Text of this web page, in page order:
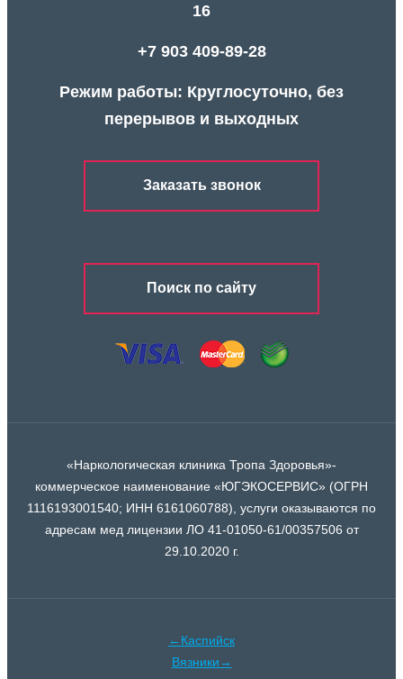
16
+7 903 409-89-28
Режим работы: Круглосуточно, без
перерывов и выходных
Заказать звонок
Поиск по сайту
«Наркологическая клиника Тропа Здоровья»-
коммерческое наименование «ЮГЭКОСЕРВИС» (ОГРН
1116193001540; ИНН 6161060788), услуги оказываются по
адресам мед лицензии ЛО 41-01050-61/00357506 от
29.10.2020 г.
←Каспийск
Вязники→